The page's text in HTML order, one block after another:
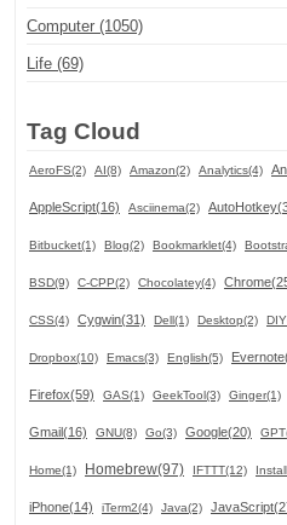
Computer (1050)
Life (69)
Tag Cloud
AeroFS(2) AI(8) Amazon(2) Analytics(4)
AppleScript(16) Asciinema(2)
Bitbucket(1) Blog(2) Bookmarklet(4)
BSD(9) C-CPP(2) Chocolatey(4)
CSS(4) Cygwin(31) Dell(1) Desktop(2)
Dropbox(10) Emacs(3) English(5)
Firefox(59) GAS(1) GeekTool(3) Ginger(1)
Gmail(16) GNU(8) Go(3) Google(20)
Home(1) Homebrew(97) IFTTT(12)
iPhone(14) iTerm2(4) Java(2)